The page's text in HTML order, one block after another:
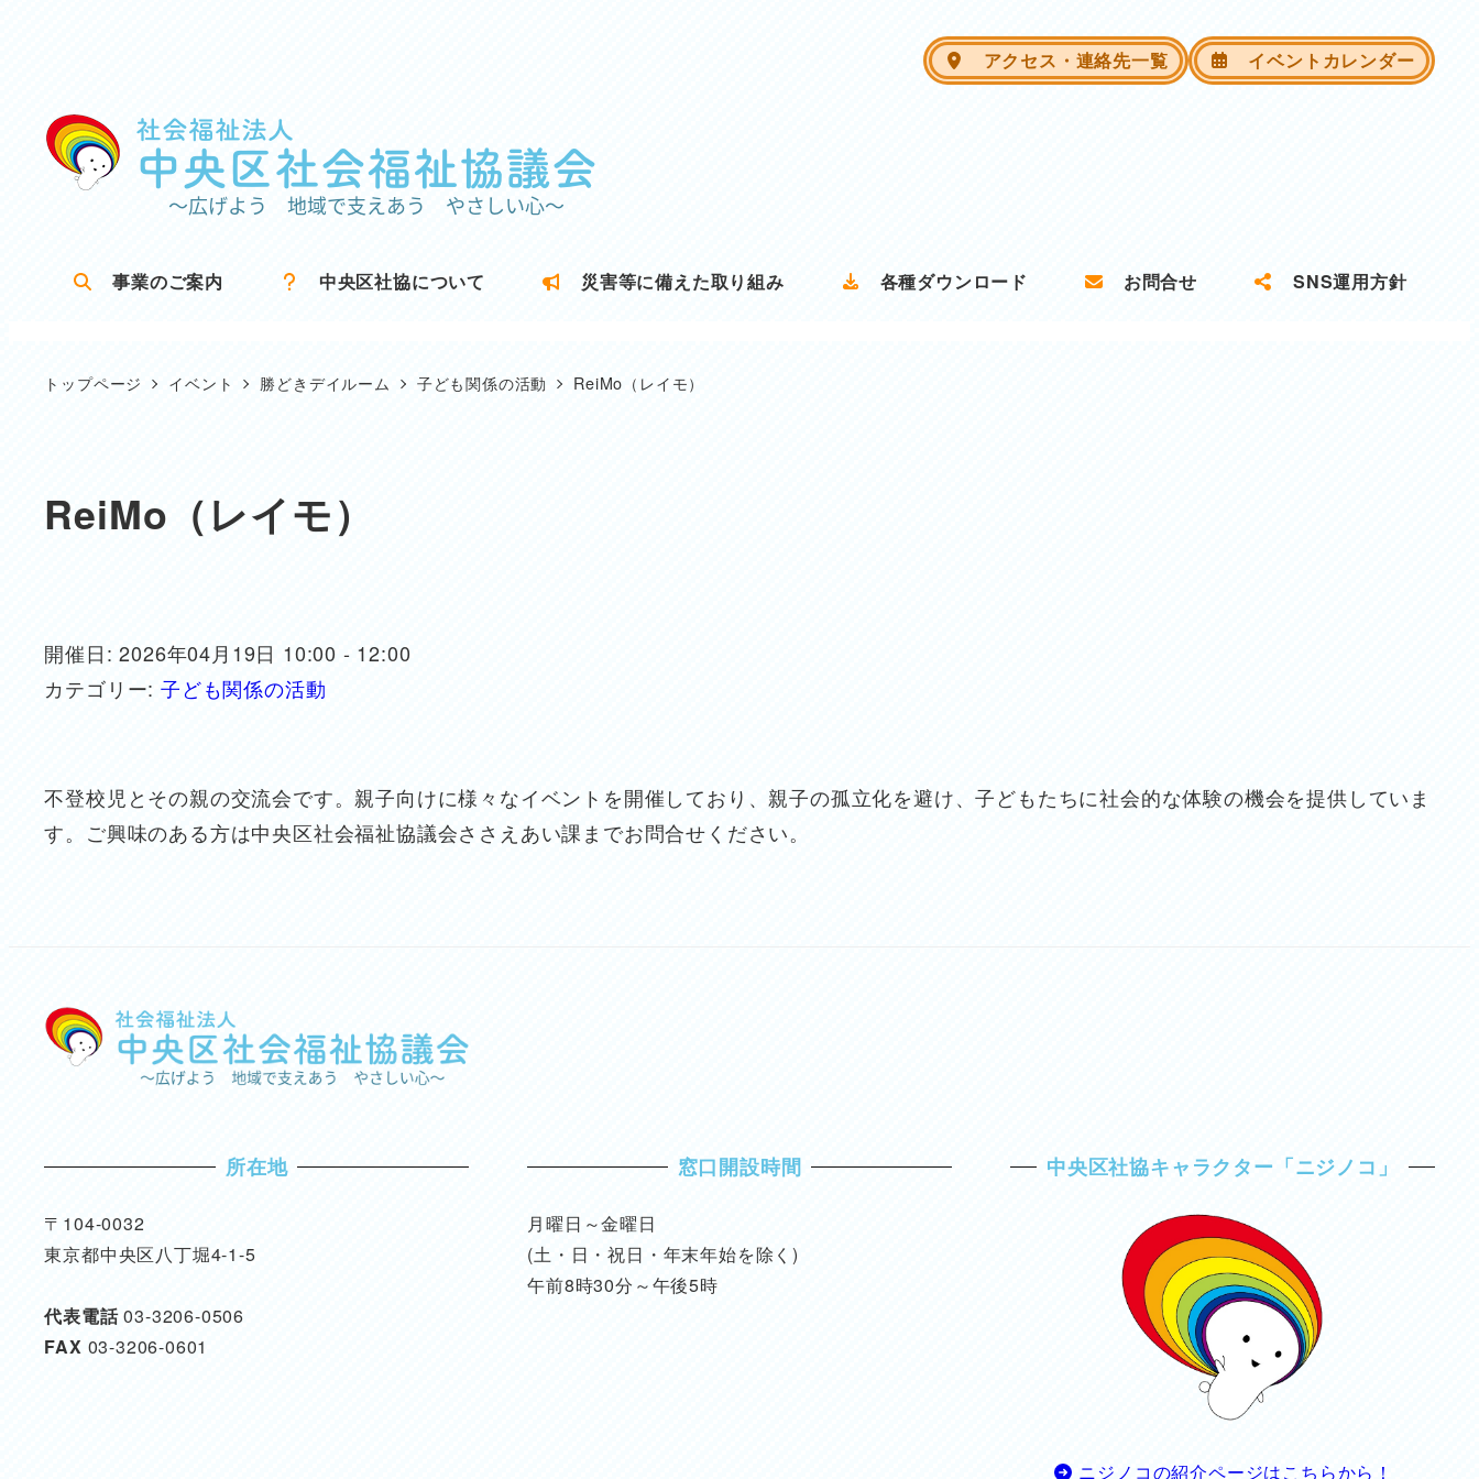
アクセス・連絡先一覧 イベントカレンダー
事業のご案内 中央区社協について 災害等に備えた取り組み 各種ダウンロード お問合せ SNS運用方針
トップページ イベント 勝どきデイルーム 子ども関係の活動 ReiMo（レイモ）
ReiMo（レイモ）
開催日: 2026年04月19日 10:00 - 12:00
カテゴリー: 子ども関係の活動
不登校児とその親の交流会です。親子向けに様々なイベントを開催しており、親子の孤立化を避け、子どもたちに社会的な体験の機会を提供していま
す。ご興味のある方は中央区社会福祉協議会ささえあい課までお問合せください。
所在地
〒104-0032
東京都中央区八丁堀4-1-5
代表電話03-3206-0506
FAX 03-3206-0601
窓口開設時間
月曜日～金曜日
(土・日・祝日・年末年始を除く)
午前8時30分～午後5時
中央区社協キャラクター「ニジノコ」
ニジノコの紹介ページはこちらから！